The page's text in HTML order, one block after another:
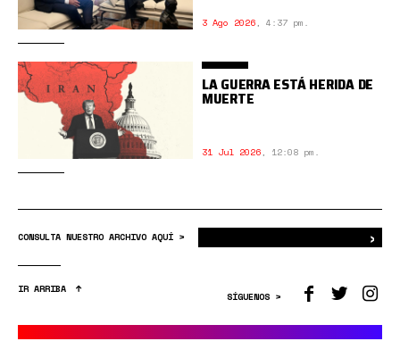
3 Ago 2026, 4:37 pm.
LA GUERRA ESTÁ HERIDA DE
MUERTE
31 Jul 2026, 12:08 pm.
CONSULTA NUESTRO ARCHIVO AQUÍ > ›
IR ARRIBA
SÍGUENOS >